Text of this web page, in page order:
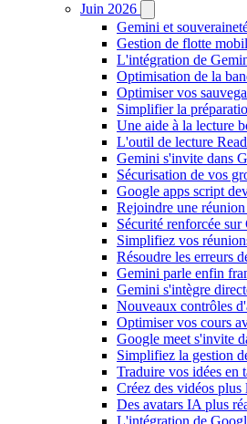
Juin 2026
Gemini et
Gestion de flotte
L'intégration de
Optimisation de la
Optimiser vos
Simplifier la
Une aide à la lecture
L'outil de lecture
Gemini s'invite dans
Sécurisation de vos
Google apps script
Rejoindre une
Sécurité renforcée
Simplifiez vos
Résoudre les erreurs
Gemini parle enfin
Gemini s'intègre
Nouveaux contrôles
Optimiser vos cours
Google meet s'invite
Simplifiez la gestion
Traduire vos idées en
Créez des vidéos
Des avatars IA plus
L'intégration de